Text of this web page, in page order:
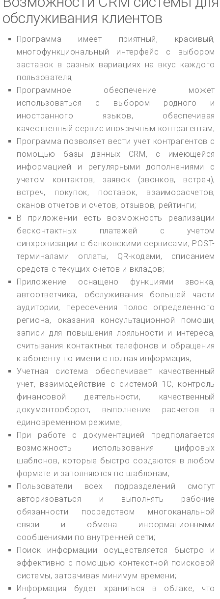
обслуживания клиентов
Программа имеет приятный, красивый,
многофункциональный интерфейс с выбором
заставок в разных вариациях на вкус каждого
пользователя;
Программное обеспечение может
использоваться с выбором родного и
иностранного языков, обеспечивая
качественный сервис иноязычным контрагентам;
Программа позволяет вести учет контрагентов с
помощью базы данных CRM, с имеющейся
информацией и регулярными дополнениями с
учетом контактов, заявок (звонков, встреч),
встреч, покупок, поставок, взаиморасчетов,
сканов отчетов и счетов, отзывов, рейтинги;
В приложении есть возможность реализации
бесконтактных платежей с учетом
синхронизации с банковскими сервисами, POST-
терминалами оплаты, QR-кодами, списанием
средств с текущих счетов и вкладов;
Приложение оснащено функциями звонка,
автоответчика, обслуживания большей части
аудитории, пересечения полос определенного
региона, оказания консультационной помощи,
записи для повышения лояльности и интереса,
считывания контактных телефонов и обращения
к абоненту по имени с полная информация;
Учетная система обеспечивает качественный
учет, взаимодействие с системой 1С, контроль
финансовой деятельности, качественный
документооборот, выполнение расчетов в
единовременном режиме;
При работе с документацией предполагается
возможность использования цифровых
шаблонов, которые быстро создаются в любом
формате и заполняются по шаблонам;
Пользователи всех подразделений смогут
авторизоваться и выполнять рабочие
обязанности посредством многоканальной
связи и обмена информационными
сообщениями по внутренней сети;
Поиск информации осуществляется быстро и
эффективно с помощью контекстной поисковой
системы, затрачивая минимум времени;
Информация будет храниться в облаке, что